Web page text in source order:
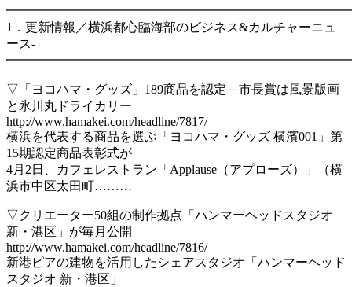
1．更新情報／横浜都心臨海部のビジネス&カルチャーニュ
ース-
▽「ヨコハマ・グッズ」189商品を認定－市長賞は風景版画
と氷川丸ドライカリー
http://www.hamakei.com/headline/7817/
横浜を代表する商品を選ぶ「ヨコハマ・グッズ 横濱001」第
15期認定商品表彰式が
4月2日、カフェレストラン「Applause（アプローズ）」（横
浜市中区太田町………
▽クリエーター50組の制作拠点「ハンマーヘッドスタジオ
新・港区」が毎月公開
http://www.hamakei.com/headline/7816/
新港ピアの建物を活用したシェアスタジオ「ハンマーヘッド
スタジオ 新・港区」